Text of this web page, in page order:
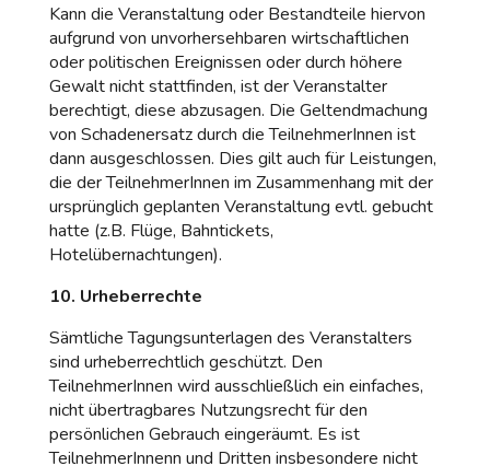
Kann die Veranstaltung oder Bestandteile hiervon
aufgrund von unvorhersehbaren wirtschaftlichen
oder politischen Ereignissen oder durch höhere
Gewalt nicht stattfinden, ist der Veranstalter
berechtigt, diese abzusagen. Die Geltendmachung
von Schadenersatz durch die TeilnehmerInnen ist
dann ausgeschlossen. Dies gilt auch für Leistungen,
die der TeilnehmerInnen im Zusammenhang mit der
ursprünglich geplanten Veranstaltung evtl. gebucht
hatte (z.B. Flüge, Bahntickets,
Hotelübernachtungen).
10. Urheberrechte
Sämtliche Tagungsunterlagen des Veranstalters
sind urheberrechtlich geschützt. Den
TeilnehmerInnen wird ausschließlich ein einfaches,
nicht übertragbares Nutzungsrecht für den
persönlichen Gebrauch eingeräumt. Es ist
TeilnehmerInnenn und Dritten insbesondere nicht